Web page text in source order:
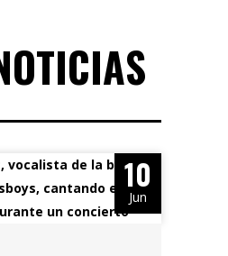
10
Jun